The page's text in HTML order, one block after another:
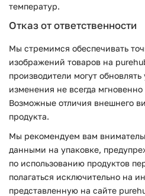
температур.
Отказ от ответственности
Мы стремимся обеспечивать
изображений товаров на
производители могут
изменения не всегда
Возможные отличия внешнего
продукта.
Мы рекомендуем вам
данными на упаковке,
по использованию продуктов
полагаться исключительно на
представленную на сайте